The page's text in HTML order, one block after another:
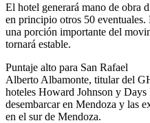
El hotel generará mano de obra
en principio otros 50
una porción importante del
tornará estable.
Puntaje alto para San Rafael
Alberto Albamonte, titular del
hoteles Howard Johnson y
desembarcar en Mendoza y las
en el sur de Mendoza.